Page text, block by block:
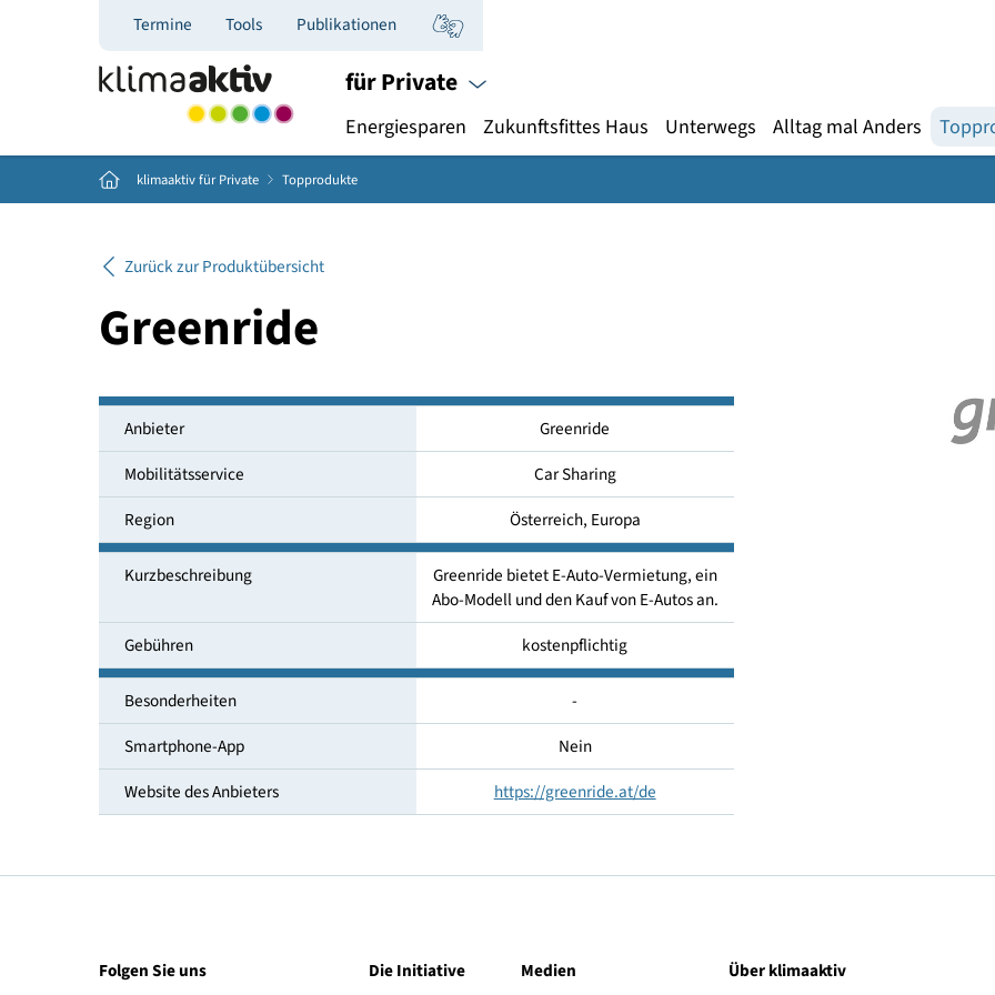
Termine Tools Publikationen
für Private
Energiesparen Zukunftsfittes Haus Unterwegs Alltag mal
Home klimaaktiv für Private Topprodukte
Greenride
Anbieter Greenride
Mobilitätsservice
Car Sharing
Region
Österreich, Europa
Kurzbeschreibung Greenride bietet E-Auto-Vermietung, ein
Abo-Modell und den Kauf von E-Autos an.
Gebühren kostenpflichtig
Besonderheiten
-
Website des Anbieters
https://greenride.at/de